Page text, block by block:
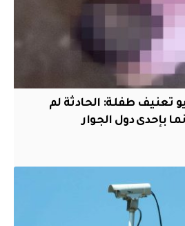
تعنيف طفلة: الحادثة لم
بإحدى دول الجوار